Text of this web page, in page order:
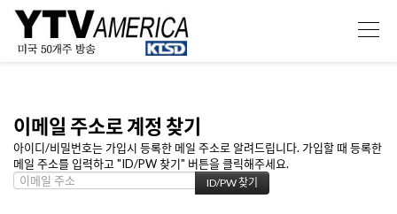
이메일 주소로 계정 찾기
아이디/비밀번호는 가입시 등록한 메일 주소로 알려드립니다. 가입할 때 등록한
메일 주소를 입력하고 "ID/PW 찾기" 버튼을 클릭해주세요.